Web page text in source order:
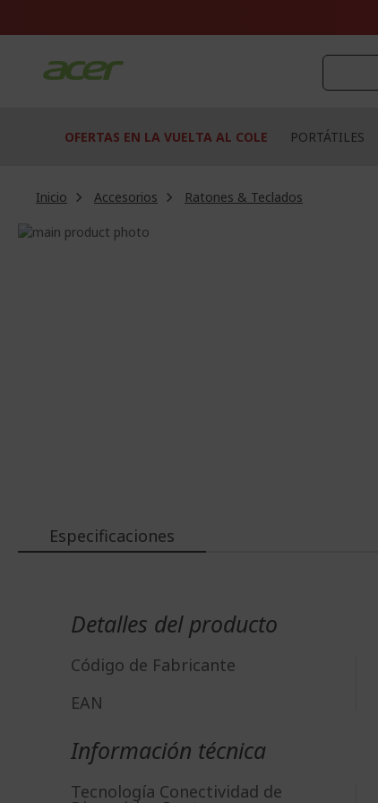
OFERTAS EN LA VUELTA AL COLE PORTÁTILES
Inicio Accesorios
Ratones & Teclados
Saltar
Especificaciones
Detalles del producto
Código de Fabricante
EAN
Información técnica
Tecnología Conectividad de